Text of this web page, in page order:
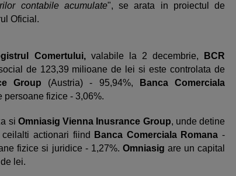
contabile acumulate", se arata in proiectul de
Oficial.
Comertului,valabile la 2 decembrie,
BCR
de 123,39 milioane de lei si este controlata de
Group (Austria) - 95,94%,
Banca Comerciala
persoane fizice - 3,06%.
si Omniasig Vienna Inusrance Group, unde detine
actionari fiind
Banca Comerciala Romana -
fizice si juridice - 1,27%. Omniasig are un capital
lei.